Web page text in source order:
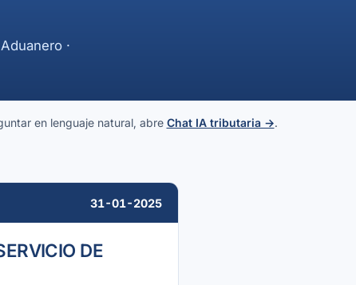
·
en lenguaje natural, abre Chat IA tributaria →.
31-01-2025
DE